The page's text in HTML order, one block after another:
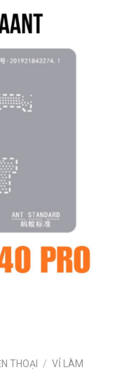
THOẠI / VỈ LÀM